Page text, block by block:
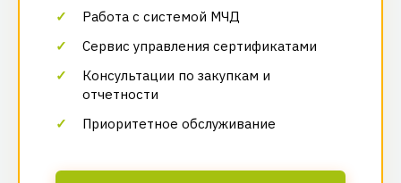
Работа с системой МЧД
Сервис управления сертификатами
Консультации по закупкам и
отчетности
Приоритетное обслуживание